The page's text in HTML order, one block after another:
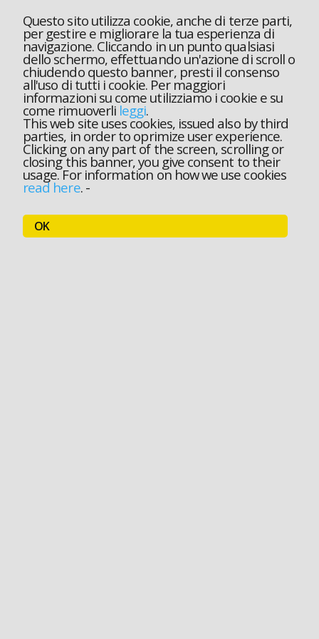
Questo sito utilizza cookie, anche di terze parti,
per gestire e migliorare la tua esperienza di
navigazione. Cliccando in un punto qualsiasi
dello schermo, effettuando un'azione di scroll o
chiudendo questo banner, presti il consenso
all'uso di tutti i cookie. Per maggiori
informazioni su come utilizziamo i cookie e su
come rimuoverli leggi.
This web site uses cookies, issued also by third
parties, in order to oprimize user experience.
Clicking on any part of the screen, scrolling or
closing this banner, you give consent to their
usage. For information on how we use cookies
read here.-
OK